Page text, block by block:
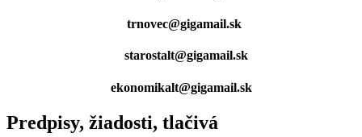
trnovec@gigamail.sk
starostalt@gigamail.sk
ekonomikalt@gigamail.sk
Predpisy, žiadosti, tlačivá